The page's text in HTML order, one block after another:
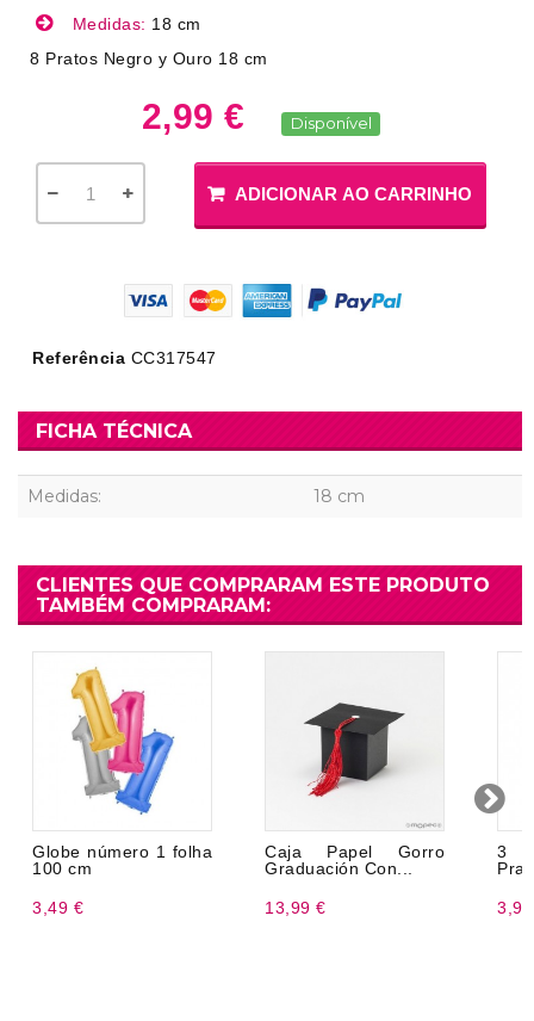
Medidas: 18 cm
8 Pratos Negro y Ouro 18 cm
2,99 € Disponível
ADICIONAR AO CARRINHO
Referência CC317547
FICHA TÉCNICA
Medidas: 18 cm
CLIENTES QUE COMPRARAM ESTE PRODUTO
TAMBÉM COMPRARAM:
Globe número 1 folha
100 cm
3,49 €
Caja Papel Gorro
Graduación Con...
13,99 €
3